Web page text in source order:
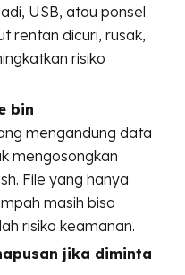
USB, atau ponsel
rentan dicuri, rusak,
risiko
bin
mengandung data
mengosongkan
File yang hanya
masih bisa
risiko keamanan.
jika diminta